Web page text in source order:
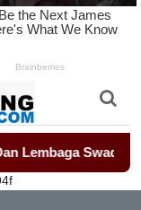
Swadaya